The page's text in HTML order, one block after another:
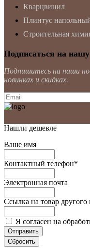
Кварцвинил
Плинтус
Строительная
Подписаться на
Подпишитесь на наши
новинках и скидках.
Нашли дешевле
Ваше имя
Контактный телефон*
Электронная почта
Ссылка на товар другого
Я согласен на